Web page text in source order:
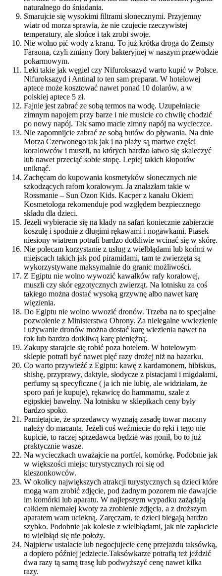
naturalnego do śniadania.
Smarujcie się wysokimi filtrami słonecznymi. Przyjemny
wiatr od morza sprawia, że nie czujecie rzeczywistej
temperatury, ale słońce i tak zrobi swoje.
Nie wolno pić wody z kranu. To już krótka droga do Zemsty
Faraona, czyli zmiany flory bakteryjnej w naszym przewodzie
pokarmowym.
Leki takie jak węgiel czy Nifuroksazyd warto kupić w Polsce.
Nifuroksazyd i Antinal to ten sam preparat. W hotelowej
aptece może kosztować nawet ponad 10 dolarów, a w
polskiej aptece 5 zł.
Fajnie jest zabrać ze sobą termos na wodę. Uzupełniacie
zimnym napojem przy barze i nie musicie co chwilę chodzić
po nowy napój. Tak samo macie zimny napój na wycieczce.
Nie zapomnijcie zabrać ze sobą butów do pływania. Na dnie
Morza Czerwonego tak jak i na plaży są martwe części
koralowców i muszli, na których bardzo łatwo się skaleczyć
lub nawet przeciąć sobie stopę. Lepiej takich kłopotów
uniknąć.
Zachęcam do kupowania kosmetyków słonecznych nie
szkodzących rafom koralowym. Ja znalazłam takie w
Rossmanie – Sun Ozon Kids. Kacper z kanału Okiem
Kosmetologa rekomenduje pod względem bezpiecznego
składu dla dzieci.
Jeżeli wybieracie się na kłady na safari koniecznie zabierzcie
koszulę i spodnie z długimi rękawami i nogawkami. Piasek
niesiony wiatrem potrafi bardzo dotkliwie wcinać się w skórę.
Nie polecam korzystanie z usług z wielbłądami lub końmi w
miejscach takich jak pod piramidami, tam te zwierzęta są
wykorzystywane maksymalnie do granic możliwości.
Z Egiptu nie wolno wywozić kawałków rafy koralowej,
muszli czy skór egzotycznych zwierząt. Na lotnisku za coś
takiego można dostać wysoką grzywnę albo nawet karę
więzienia.
Do Egiptu nie wolno wwozić dronów. Trzeba na to specjalne
pozwolenie z Ministerstwa Obrony. Za nielegalne wwiezienie
i używanie dronów można dostać karę wiezienia nawet na
rok lub bardzo dotkliwą karę pieniężną.
Zakupy starajcie się robić poza hotelem. W hotelowym
sklepie potrafi być nawet pięć razy drożej niż na bazarku.
Co warto przywieźć z Egiptu: kawę z kardamonem, hibiskus,
shishę, przyprawy, daktyle, słodycze z pistacjami i migdałami,
perfumy są specyficzne ( ja ich nie lubię, ale widziałam, że
sporo pań je kupuje), rękawicę do hammamu, szale z
egipskiej bawełny. Na lotnisku w sklepikach ceny były
bardzo spoko.
Pamiętajcie, że sprzedawcy wyznają zasadę towar macany
należy do macanta. Jeżeli coś weźmiecie do ręki i tego nie
kupicie, to raczej sprzedawca będzie was gonił, bo to już
praktycznie wasze.
Na wycieczkach uważajcie na portfel, komórkę. Podobnie jak
w większości miejsc turystycznych roi się od
kieszonkowców.
W okolicy największych atrakcji turystycznych są dzieci które
mogą wam zrobić zdjęcie, pod żadnym pozorem nie dawajcie
im komórki lub aparatu. W najlepszym wypadku zażądają
całkiem niemałej kwoty za zrobienie zdjęcia, a z droższym
aparatem wam uciekną. Zaręczam, te dzieci biegają bardzo
szybko. Podobnie jak kolesie z wielbłądami, jak nie zapłacicie
to wielbłąd się nie położy.
Najpierw ustalacie lub negocjujecie cenę przejazdu taksówką,
a dopiero później jedziecie.Taksówkarze potrafią też jeździć
dwa razy tą samą trasę lub podwyższyć cenę nawet kilka
razy.